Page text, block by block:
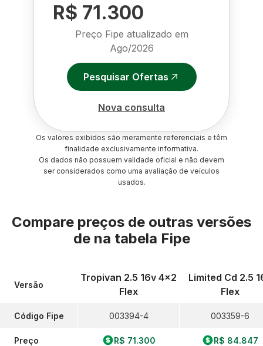
R$ 71.300
Preço Fipe atualizado em
Ago/2026
Pesquisar Ofertas
Nova consulta
Os valores exibidos são meramente referenciais e têm
finalidade exclusivamente informativa.
Os dados não possuem validade oficial e não devem
ser considerados como uma avaliação de veículos
usados.
Compare preços de outras versões
de na tabela Fipe
Versão
Código Fipe
Preço
Tropivan 2.5 16v 4x2
Flex
003394-4
R$ 71.300
Limited Cd 2.5
Flex
003359-6
R$ 84.847